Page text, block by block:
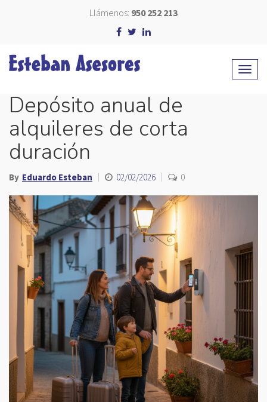
Llámenos: 950 252 213
Depósito anual de
alquileres de corta
duración
By Eduardo Esteban 02/02/2026 0